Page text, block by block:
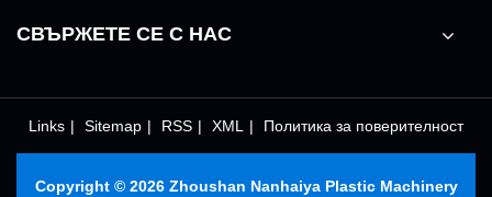
СВЪРЖЕТЕ СЕ С НАС
Links | Sitemap | RSS | XML | Политика за поверителност
Copyright © 2026 Zhoushan Nanhaiya Plastic Machinery